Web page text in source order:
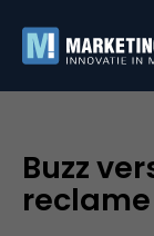
Buzz
reclame